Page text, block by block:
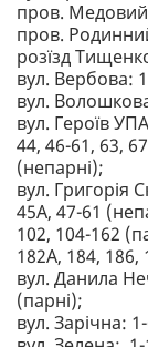
пров.
пров.
розїзд
вул. Вербова:
вул.
вул. Героїв
44, 46-61, 63,
(непарні);
вул. Григорія
45А, 47-61
102, 104-162
182А, 184, 186,
вул. Данила
(парні);
вул. Зарічна: